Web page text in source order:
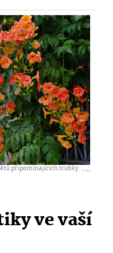
připomínajících trubky. ,...
ve vaší